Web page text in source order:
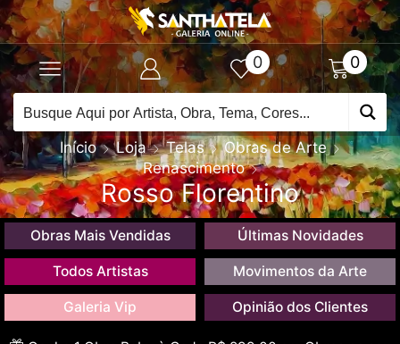
0 0
Início Loja Telas
Obras de Arte
Renascimento
Rosso Florentino
Obras Mais Vendidas Últimas Novidades
Todos Artistas Movimentos da Arte
Galeria Vip Opinião dos Clientes